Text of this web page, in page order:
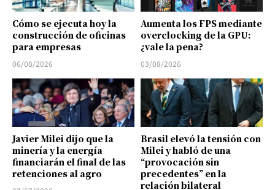
Cómo se ejecuta hoy la
construcción de oficinas
para empresas
06/08/2026
Aumenta los FPS mediante
overclocking de la GPU:
¿vale la pena?
03/08/2026
Javier Milei dijo que la
minería y la energía
financiarán el final de las
retenciones al agro
Brasil elevó la tensión con
Milei y habló de una
“provocación sin
precedentes” en la
relación bilateral